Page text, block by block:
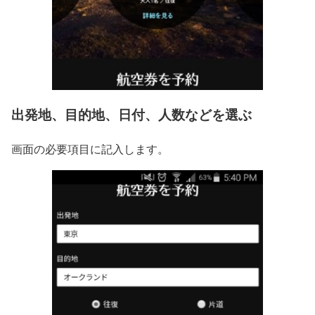
出発地、目的地、日付、人数などを選ぶ
画面の必要項目に記入します。